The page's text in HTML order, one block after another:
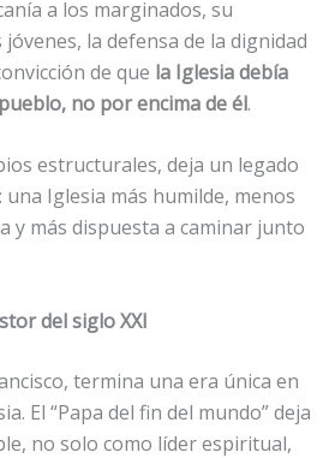
a los marginados, su
la defensa de la dignidad
de que la Iglesia debía
no por encima de él.
estructurales, deja un legado
Iglesia más humilde, menos
y más dispuesta a caminar junto
del siglo XXI
termina una era única en
El “Papa del fin del mundo” deja
no solo como líder espiritual,